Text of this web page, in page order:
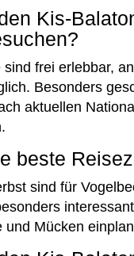
Kis-
sind frei erlebbar,
Besonders
aktuellen
beste
sind für
und Mücken